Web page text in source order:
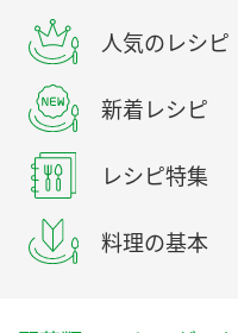
人気のレシピ
新着レシピ
レシピ特集
料理の基本